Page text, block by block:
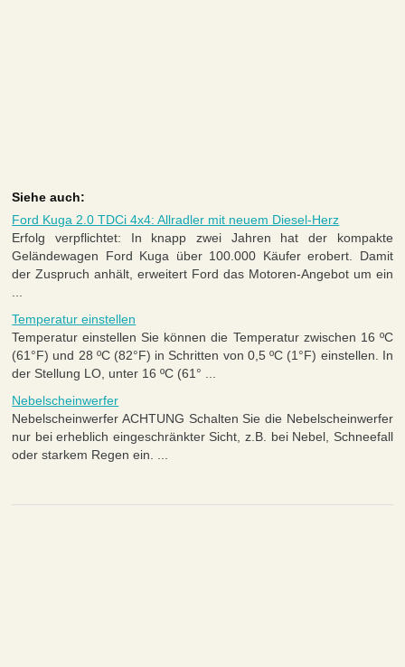
Siehe auch:
Ford Kuga 2.0 TDCi 4x4: Allradler mit neuem Diesel-Herz
Erfolg verpflichtet: In knapp zwei Jahren hat der kompakte
Geländewagen Ford Kuga über 100.000 Käufer erobert. Damit
der Zuspruch anhält, erweitert Ford das Motoren-Angebot um ein
...
Temperatur einstellen
Temperatur einstellen Sie können die Temperatur zwischen 16 ºC
(61°F) und 28 ºC (82°F) in Schritten von 0,5 ºC (1°F) einstellen. In
der Stellung LO, unter 16 ºC (61° ...
Nebelscheinwerfer
Nebelscheinwerfer ACHTUNG Schalten Sie die Nebelscheinwerfer
nur bei erheblich eingeschränkter Sicht, z.B. bei Nebel, Schneefall
oder starkem Regen ein. ...